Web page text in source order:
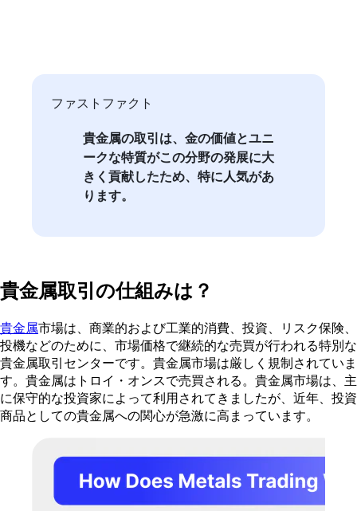
貴金属の取引は、金の価値とユニ
ークな特質がこの分野の発展に大
きく貢献したため、特に人気があ
ります。
ファストファクト
貴金属取引の仕組みは？
貴金属市場は、商業的および工業的消費、投資、リスク保険、
投機などのために、市場価格で継続的な売買が行われる特別な
貴金属取引センターです。貴金属市場は厳しく規制されていま
す。貴金属はトロイ・オンスで売買される。貴金属市場は、主
に保守的な投資家によって利用されてきましたが、近年、投資
商品としての貴金属への関心が急激に高まっています。